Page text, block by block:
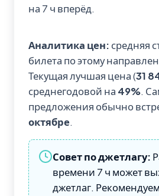
на 7 ч вперёд.
Аналитика цен: средняя
билета по этому
Текущая лучшая цена (31
среднегодовой на 49%.
предложения обычно
октябре.
Совет по джетлагу:
времени 7 ч может
джетлаг. Рекомендуем